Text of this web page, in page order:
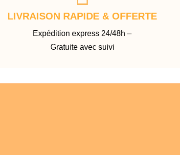
LIVRAISON RAPIDE & OFFERTE
Expédition express 24/48h –
Gratuite avec suivi